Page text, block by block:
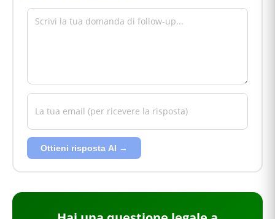
Ottieni risposta AI →